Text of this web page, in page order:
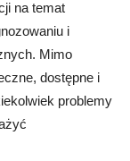
na temat
i
Mimo
dostępne i
problemy